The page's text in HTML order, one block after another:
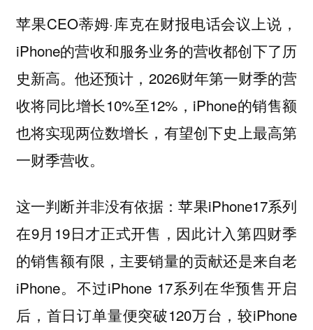
苹果CEO蒂姆·库克在财报电话会议上说，
iPhone的营收和服务业务的营收都创下了历
史新高。他还预计，2026财年第一财季的营
收将同比增长10%至12%，iPhone的销售额
也将实现两位数增长，有望创下史上最高第
一财季营收。
这一判断并非没有依据：苹果iPhone17系列
在9月19日才正式开售，因此计入第四财季
的销售额有限，主要销量的贡献还是来自老
iPhone。不过iPhone 17系列在华预售开启
后，首日订单量便突破120万台，较iPhone